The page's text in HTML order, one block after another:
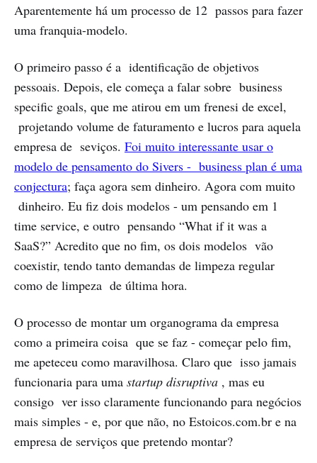
Aparentemente há um processo de 12 passos para fazer
uma franquia-modelo.
O primeiro passo é a identificação de objetivos
pessoais. Depois, ele começa a falar sobre business
specific goals, que me atirou em um frenesi de excel,
projetando volume de faturamento e lucros para aquela
empresa de seviços. Foi muito interessante usar o
modelo de pensamento do Sivers - business plan é uma
conjectura; faça agora sem dinheiro. Agora com muito
dinheiro. Eu fiz dois modelos - um pensando em 1
time service, e outro pensando “What if it was a
SaaS?” Acredito que no fim, os dois modelos vão
coexistir, tendo tanto demandas de limpeza regular
como de limpeza de última hora.
O processo de montar um organograma da empresa
como a primeira coisa que se faz - começar pelo fim,
me apeteceu como maravilhosa. Claro que isso jamais
funcionaria para uma startup disruptiva , mas eu
consigo ver isso claramente funcionando para negócios
mais simples - e, por que não, no Estoicos.com.br e na
empresa de serviços que pretendo montar?